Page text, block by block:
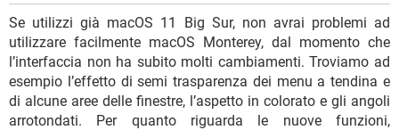
Se utilizzi già macOS 11 Big Sur, non avrai problemi ad
utilizzare facilmente macOS Monterey, dal momento che
l’interfaccia non ha subito molti cambiamenti. Troviamo ad
esempio l’effetto di semi trasparenza dei menu a tendina e
di alcune aree delle finestre, l’aspetto in colorato e gli angoli
arrotondati. Per quanto riguarda le nuove funzioni,